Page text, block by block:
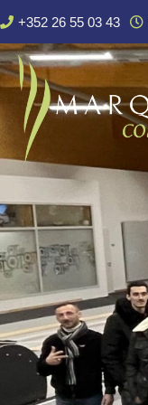
+352 26 55 03 43